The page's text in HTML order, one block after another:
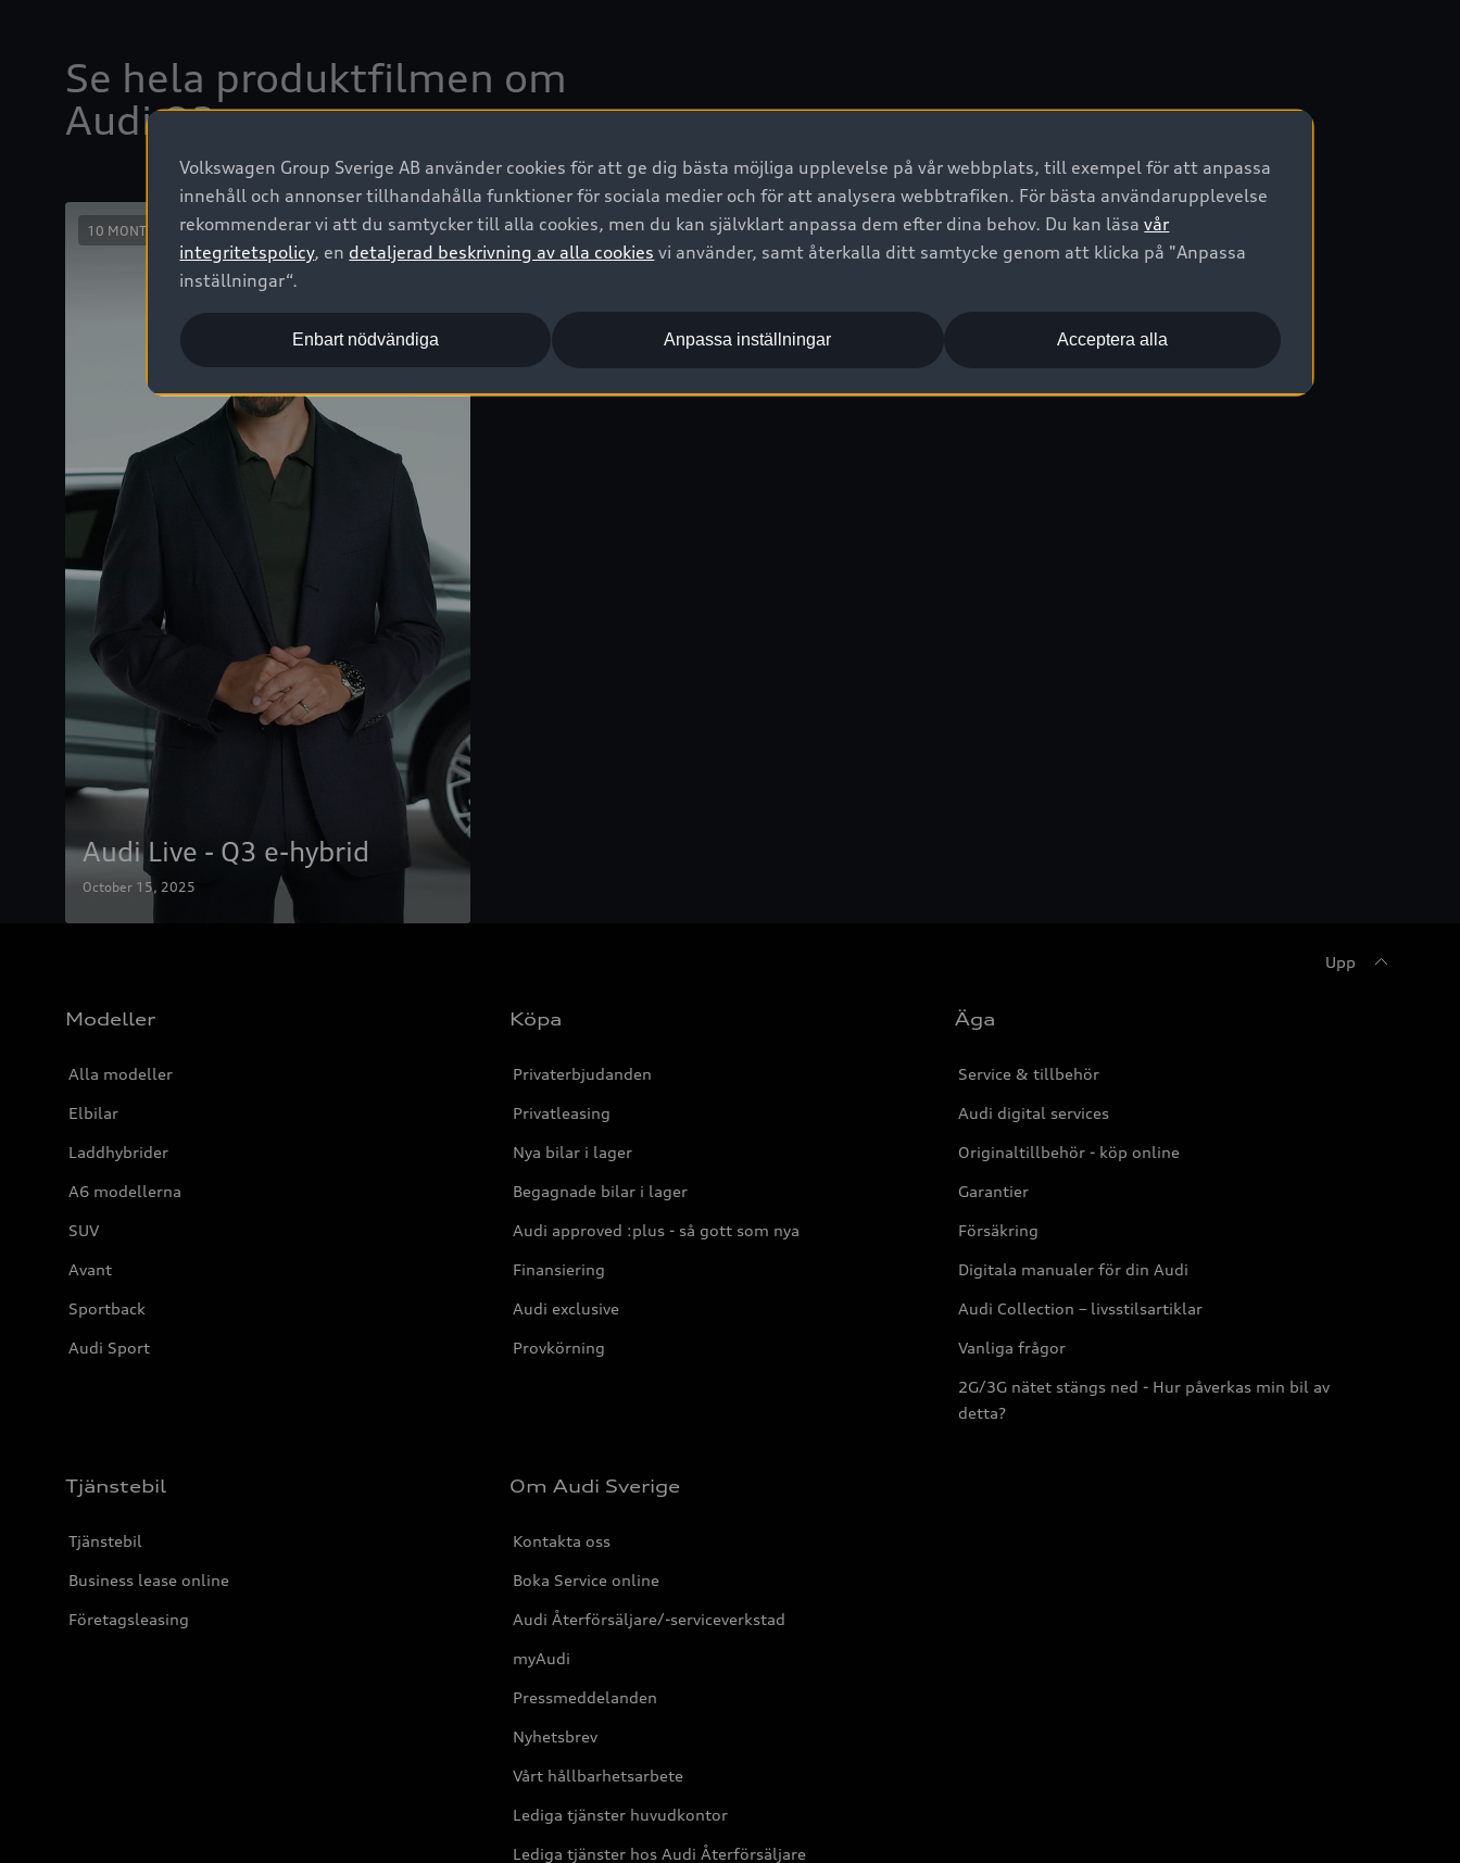
Upp
Modeller
Alla modeller
Elbilar
Laddhybrider
A6 modellerna
SUV
Avant
Sportback
Audi Sport
Köpa
Privaterbjudanden
Privatleasing
Nya bilar i lager
Begagnade bilar i lager
Audi approved :plus - så gott som nya
Finansiering
Audi exclusive
Provkörning
Äga
Service & tillbehör
Audi digital services
Originaltillbehör - köp online
Garantier
Försäkring
Digitala manualer för din Audi
Audi Collection – livsstilsartiklar
Vanliga frågor
2G/3G nätet stängs ned - Hur påverkas min bil av
detta?
Tjänstebil
Tjänstebil
Business lease online
Företagsleasing
Om Audi Sverige
Kontakta oss
Boka Service online
Audi Återförsäljare/-serviceverkstad
myAudi
Pressmeddelanden
Nyhetsbrev
Vårt hållbarhetsarbete
Lediga tjänster huvudkontor
Lediga tjänster hos Audi Återförsäljare
Volkswagen Group Sverige AB använder cookies för att ge dig bästa möjliga upplevelse på vår webbplats, till exempel för att anpassa
innehåll och annonser tillhandahålla funktioner för sociala medier och för att analysera webbtrafiken. För bästa användarupplevelse
rekommenderar vi att du samtycker till alla cookies, men du kan självklart anpassa dem efter dina behov. Du kan läsavår
integritetspolicy, en detaljerad beskrivning av alla cookies vi använder, samt återkalla ditt samtycke genom att klicka på "Anpassa
inställningar“.
Acceptera alla
Enbart nödvändiga Anpassa inställningar